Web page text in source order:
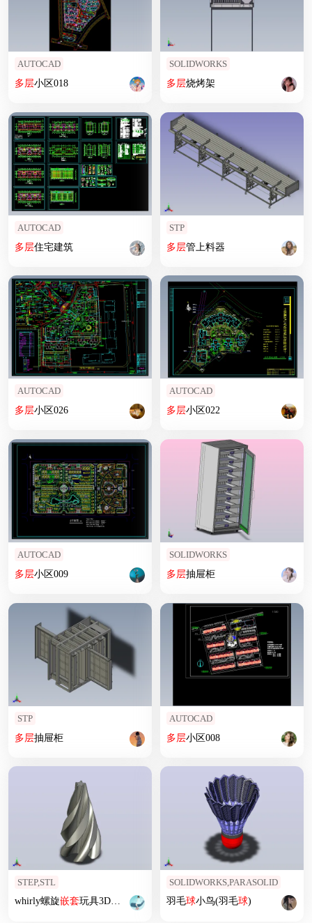
AUTOCAD
多层小区018
SOLIDWORKS
多层烧烤架
AUTOCAD
多层住宅建筑
STP
多层管上料器
AUTOCAD
多层小区026
AUTOCAD
多层小区022
AUTOCAD
多层小区009
SOLIDWORKS
多层抽屉柜
STP
多层抽屉柜
AUTOCAD
多层小区008
STEP,STL
whirly螺旋嵌套玩具3D打印图纸 STL STEP格式
SOLIDWORKS,PARASOLID
羽毛球小鸟(羽毛球)